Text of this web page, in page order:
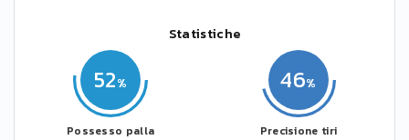
Statistiche
52
Possesso palla
46
Precisione tiri